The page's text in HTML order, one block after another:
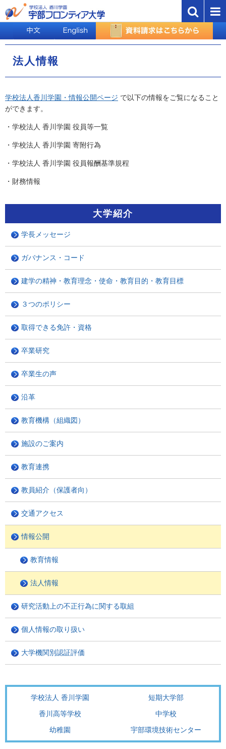
法人情報
学校法人香川学園・情報公開ページ で以下の情報をご覧になること
ができます。
・学校法人 香川学園 役員等一覧
・学校法人 香川学園 寄附行為
・学校法人 香川学園 役員報酬基準規程
・財務情報
大学紹介
学長メッセージ
ガバナンス・コード
建学の精神・教育理念・使命・教育目的・教育目標
３つのポリシー
取得できる免許・資格
卒業研究
卒業生の声
沿革
教育機構（組織図）
施設のご案内
教育連携
教員紹介（保護者向）
交通アクセス
情報公開
教育情報
法人情報
研究活動上の不正行為に関する取組
個人情報の取り扱い
大学機関別認証評価
学校法人 香川学園
短期大学部
香川高等学校
中学校
幼稚園
宇部環境技術センター